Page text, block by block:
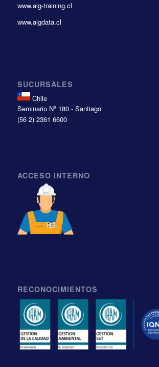
www.alg-training.cl
www.algdata.cl
SUCURSALES
Chile
Seminario Nº 180 - Santiago
(56 2) 2361 6600
ACCESO INTERNO
RECONOCIMIENTOS